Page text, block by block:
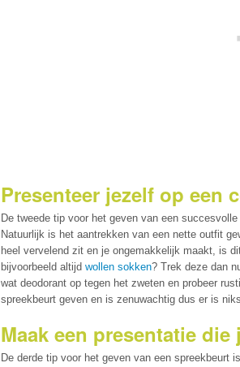
Presenteer jezelf op een
De tweede tip voor het geven van een
Natuurlijk is het aantrekken van een nette outfit
heel vervelend zit en je ongemakkelijk maakt, is
bijvoorbeeld altijd wollen sokken? Trek deze dan
wat deodorant op tegen het zweten en probeer
spreekbeurt geven en is zenuwachtig dus er is
Maak een presentatie die
De derde tip voor het geven van een spreekbeurt